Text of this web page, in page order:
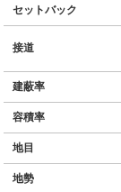
セットバック
接道
建蔽率
容積率
地目
地勢